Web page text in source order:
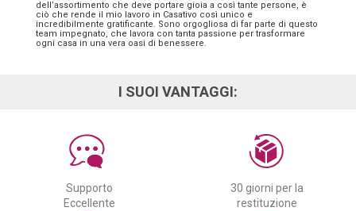
dell’assortimento che deve portare gioia a così tante persone, è
ciò che rende il mio lavoro in Casativo così unico e
incredibilmente gratificante. Sono orgogliosa di far parte di questo
team impegnato, che lavora con tanta passione per trasformare
ogni casa in una vera oasi di benessere.
I SUOI VANTAGGI:
Supporto
Eccellente
30 giorni per la
restituzione